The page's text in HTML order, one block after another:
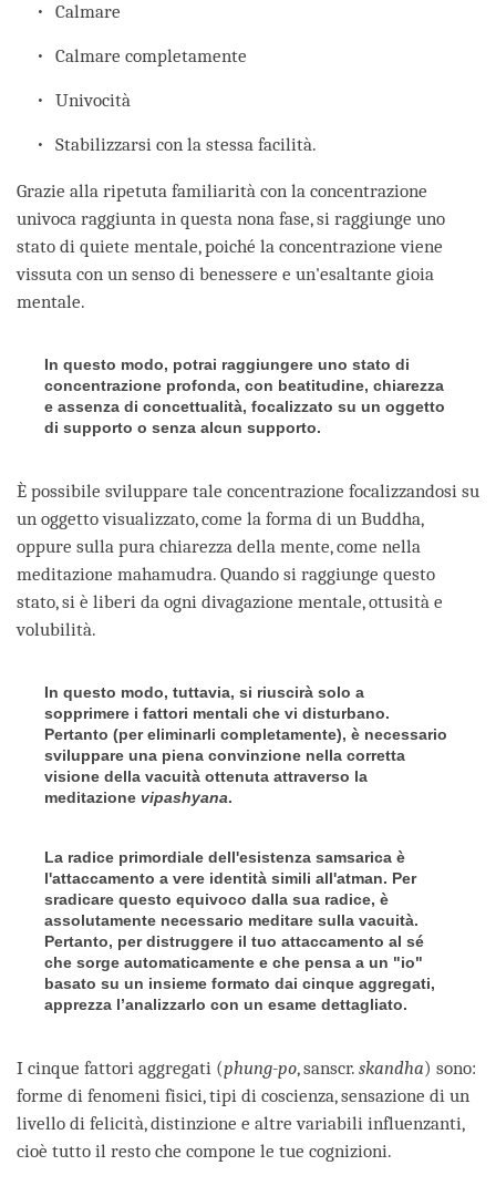
Calmare
Calmare completamente
Univocità
Stabilizzarsi con la stessa facilità.
Grazie alla ripetuta familiarità con la concentrazione
univoca raggiunta in questa nona fase, si raggiunge uno
stato di quiete mentale, poiché la concentrazione viene
vissuta con un senso di benessere e un'esaltante gioia
mentale.
In questo modo, potrai raggiungere uno stato di
concentrazione profonda, con beatitudine, chiarezza
e assenza di concettualità, focalizzato su un oggetto
di supporto o senza alcun supporto.
È possibile sviluppare tale concentrazione focalizzandosi su
un oggetto visualizzato, come la forma di un Buddha,
oppure sulla pura chiarezza della mente, come nella
meditazione mahamudra. Quando si raggiunge questo
stato, si è liberi da ogni divagazione mentale, ottusità e
volubilità.
In questo modo, tuttavia, si riuscirà solo a
sopprimere i fattori mentali che vi disturbano.
Pertanto (per eliminarli completamente), è necessario
sviluppare una piena convinzione nella corretta
visione della vacuità ottenuta attraverso la
meditazione vipashyana.
La radice primordiale dell'esistenza samsarica è
l'attaccamento a vere identità simili all'atman. Per
sradicare questo equivoco dalla sua radice, è
assolutamente necessario meditare sulla vacuità.
Pertanto, per distruggere il tuo attaccamento al sé
che sorge automaticamente e che pensa a un "io"
basato su un insieme formato dai cinque aggregati,
apprezza l’analizzarlo con un esame dettagliato.
I cinque fattori aggregati (phung-po, sanscr. skandha) sono:
forme di fenomeni fisici, tipi di coscienza, sensazione di un
livello di felicità, distinzione e altre variabili influenzanti,
cioè tutto il resto che compone le tue cognizioni.